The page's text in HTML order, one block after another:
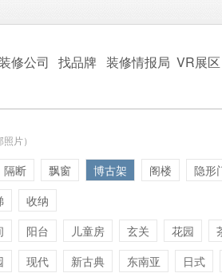
修公司 找品牌 装修情报局 VR展区
片）
隔断 飘窗 博古架 阁楼 隐形
收纳
阳台 儿童房 玄关 花园
现代 新古典 东南亚 日式